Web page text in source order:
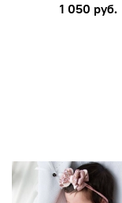
1 050 руб.